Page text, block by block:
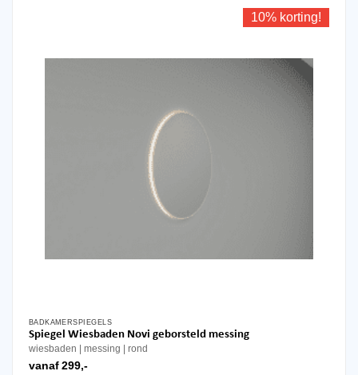
worden
10% korting!
BADKAMERSPIEGELS
Spiegel Wiesbaden Novi geborsteld messing
wiesbaden messing rond
vanaf 299,-
Dit
product